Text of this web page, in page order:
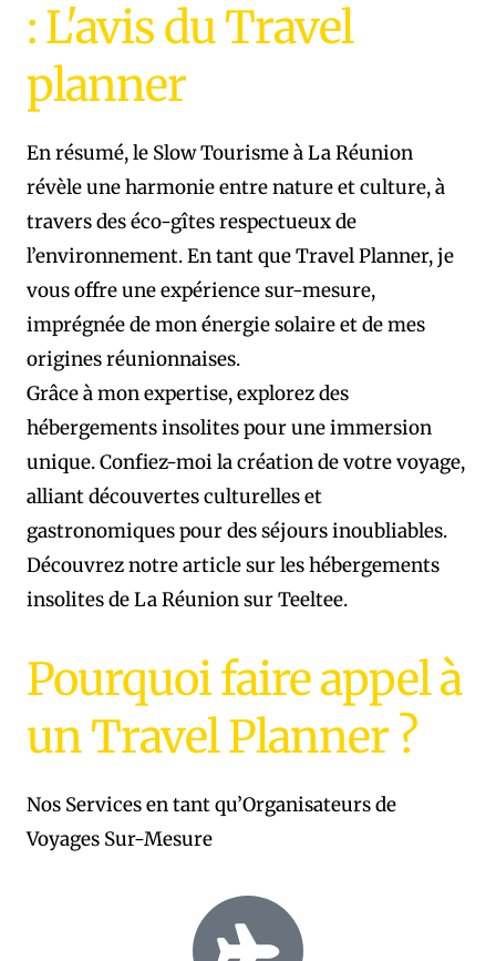
: L'avis du Travel
planner
En résumé, le Slow Tourisme à La Réunion
révèle une harmonie entre nature et culture, à
travers des éco-gîtes respectueux de
l’environnement. En tant que Travel Planner, je
vous offre une expérience sur-mesure,
imprégnée de mon énergie solaire et de mes
origines réunionnaises.
Grâce à mon expertise, explorez des
hébergements insolites pour une immersion
unique. Confiez-moi la création de votre voyage,
alliant découvertes culturelles et
gastronomiques pour des séjours inoubliables.
Découvrez notre article sur les hébergements
insolites de La Réunion sur Teeltee.
Pourquoi faire appel à
un Travel Planner ?
Nos Services en tant qu’Organisateurs de
Voyages Sur-Mesure